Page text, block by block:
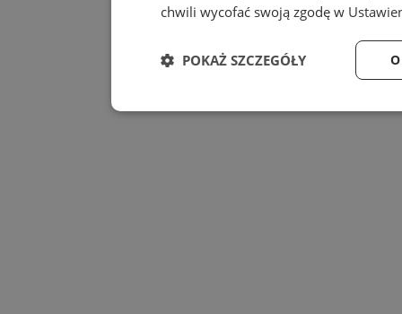
chwili wycofać swoją zgodę w
POKAŻ SZCZEGÓŁY
Niezbędne Wydajność